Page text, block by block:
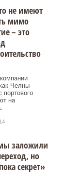
не имеют
мимо
– это
Челны
портового
на
14
заложили
но
секрет»